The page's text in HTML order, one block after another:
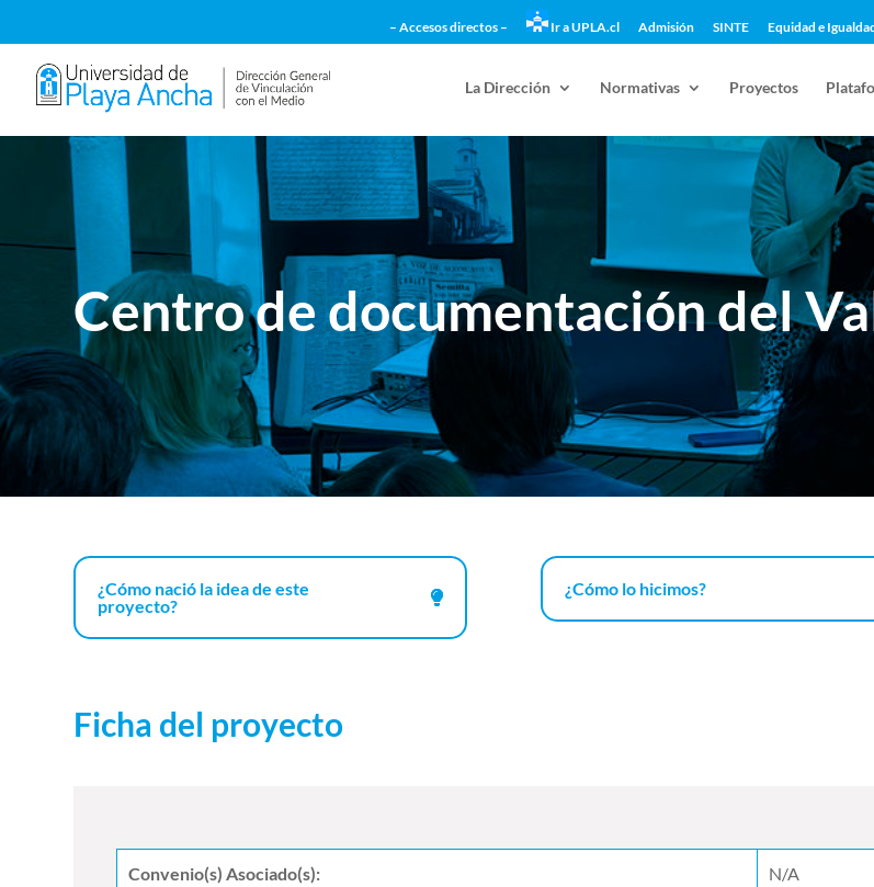
– Accesos directos – Ir a UPLA.cl Admisión SINTE Equidad e
La Dirección Normativas Proyectos
Centro de documentación del
¿Cómo nació la idea de este
proyecto?
¿Cómo lo hicimos?
Ficha del proyecto
Convenio(s) Asociado(s): N/A